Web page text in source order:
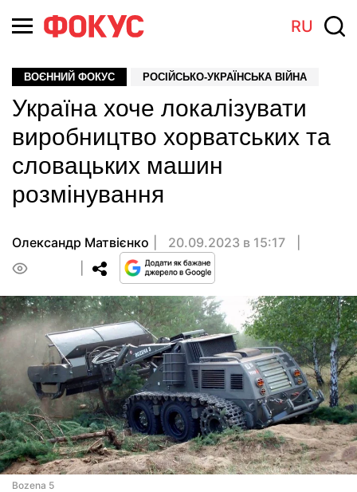
RU
ВОЄННИЙ ФОКУС РОСІЙСЬКО-УКРАЇНСЬКА ВІЙНА
Україна хоче локалізувати
виробництво хорватських та
словацьких машин
розмінування
Олександр Матвієнко
20.09.2023 в 15:17
Bozena 5